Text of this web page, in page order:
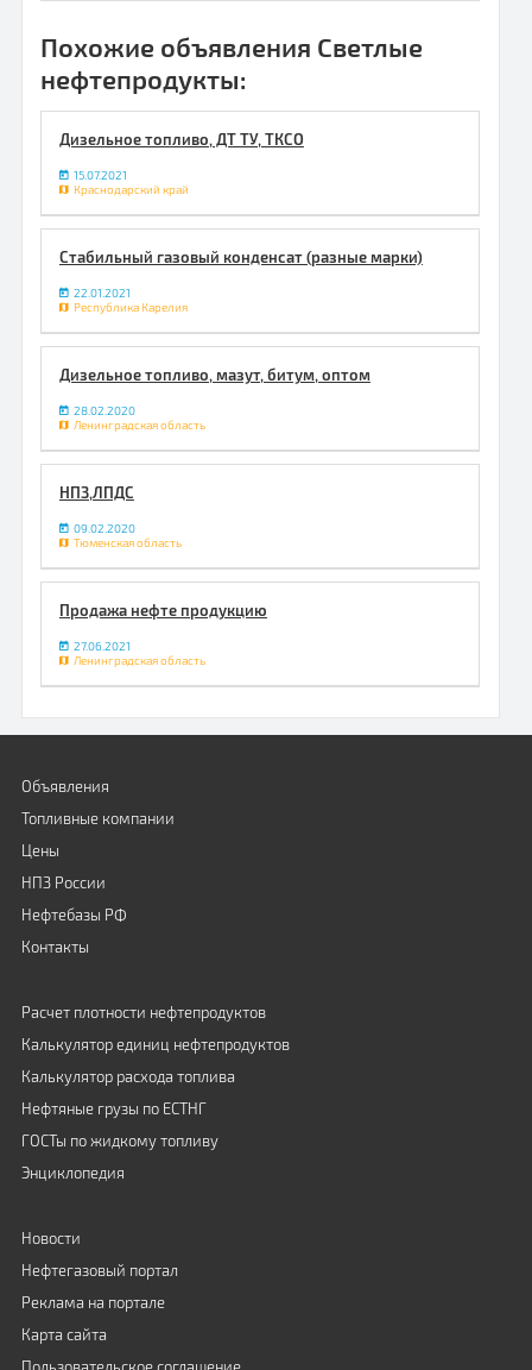
Похожие объявления Светлые
нефтепродукты:
Дизельное топливо, ДТ ТУ, ТКСО
15.07.2021
Краснодарский край
Стабильный газовый конденсат (разные марки)
22.01.2021
Республика Карелия
Дизельное топливо, мазут, битум, оптом
28.02.2020
Ленинградская область
НПЗ,ЛПДС
09.02.2020
Тюменская область
Продажа нефте продукцию
27.06.2021
Ленинградская область
Объявления
Топливные компании
Цены
НПЗ России
Нефтебазы РФ
Контакты
Расчет плотности нефтепродуктов
Калькулятор единиц нефтепродуктов
Калькулятор расхода топлива
Нефтяные грузы по ЕСТНГ
ГОСТы по жидкому топливу
Энциклопедия
Новости
Нефтегазовый портал
Реклама на портале
Карта сайта